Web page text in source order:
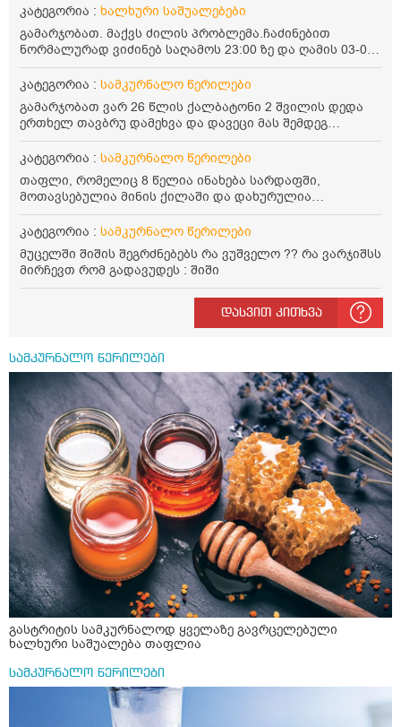
კატეგორია : ხალხური საშუალებები
გამარჯობათ. მაქვს ძილის პრობლემა.ჩაძინებით
ნორმალურად ვიძინებ საღამოს 23:00 ზე და ღამის 03-00
ან 04:00 საათზე მეღვიძება და მერე ვერ ვიძინებ
ვერაფრით.რამე ხალხური საშუალება თუ არის ამ
პრობლემის მოსაგვარებლად
კატეგორია : სამკურნალო წერილები
გამარჯობათ ვარ 26 წლის ქალბატონი 2 შვილის დედა
ერთხელ თავბრუ დამეხვა და დავეცი მას შემდეგ
დამეწყო შიშები ვეღარ გავდიოდი გარეთ რადგან ისევ
ასე ცუდად არ გავხდარიყავი ყურის ანთება მქონდა
მაშინ როგორც გაირკვა მას შემსეგ გავიდა 1 წელზე
მეტინდა კიდე მეხვევა თავბრუ გარეთ გასვილისას
სახლში კარგად ვარ როცა ახსენებენ გარეთ წაავალა
სმაგაზეხ კი ცუდად ვხდებოდი ეხლა როგორმე გავდივარ
ბაღში ჯოხში ზოგჯერ მაქვს შეგრძნება მიწა მეცლება
ფეხებიდან და ჯოხზე უნდა დავეყრდნო აუცილებლად
არვიხი როგორ მოვიქცე რა გავაკეთო ასევე დამეწყო
შიშები უაზროდ შფოთვა რომ ვეღარ გავალ გაერთ
საერთო ან რაომე მსგავსი როგორ მოვიქხე გავხდი
ძალაინ მგრძნობიარე ყველაფერზე მეტირება ( ვინმერ
რომ ჩხუბობს ცუდად ვხდები შიშები მეწყება ეგრევე (
ქორწინება დასრულებული იყო ღალატი პატიებები
მანიპულაციები რომ თავს მოიკლავდა თუ წამოვიდოდი
მისგან ეს ტოქსიკური ურთიერთობა დავასრულე ეხლა
ისებ ასე ვარ თავბრუხვევებით და როგორ მოვიქცეე
არვიცი ბოდიში ცოყა არულად მიწერია
კატეგორია : სამკურნალო წერილები
თაფლი, რომელიც 8 წელია ინახება სარდაფში,
მოთავსებულია მინის ქილაში და დახურულია
პლასტმასის სახურავით. ექნება თუ არა შენარჩუნებული
სასარგებლო თვისებები და შეიძლება თუ არა მისი
კატეგორია : სამკურნალო წერილები
მუცელში შიშის შეგრძნებებს რა ვუშველო ?? რა ვარჯიშსს
მირჩევთ რომ გადავუდეს : შიში
დასვით კითხვა
სამკურნალო წერილები
გასტრიტის სამკურნალოდ ყველაზე გავრცელებული
ხალხური საშუალება თაფლია
სამკურნალო წერილები